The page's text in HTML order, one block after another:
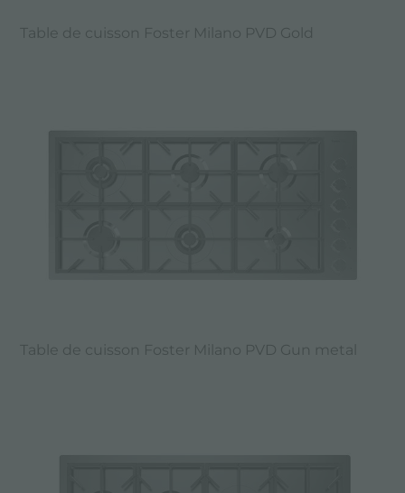
Table de cuisson Foster Milano PVD Gold
Table de cuisson Foster Milano PVD Gun metal